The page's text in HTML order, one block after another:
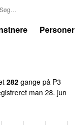
Personer
282 gange på P3
man 28. jun